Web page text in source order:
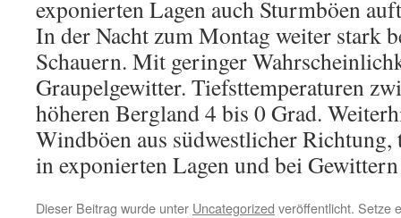
exponierten Lagen auch Sturmböen
In der Nacht zum Montag weiter stark
Schauern. Mit geringer
Graupelgewitter. Tiefsttemperaturen
höheren Bergland 4 bis 0 Grad.
Windböen aus südwestlicher
in exponierten Lagen und bei
Dieser Beitrag wurde unter Uncategorized veröffentlicht. Setze